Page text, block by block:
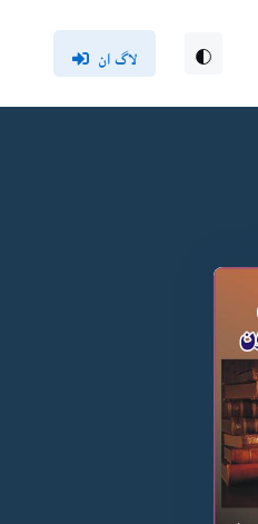
لاگ ان